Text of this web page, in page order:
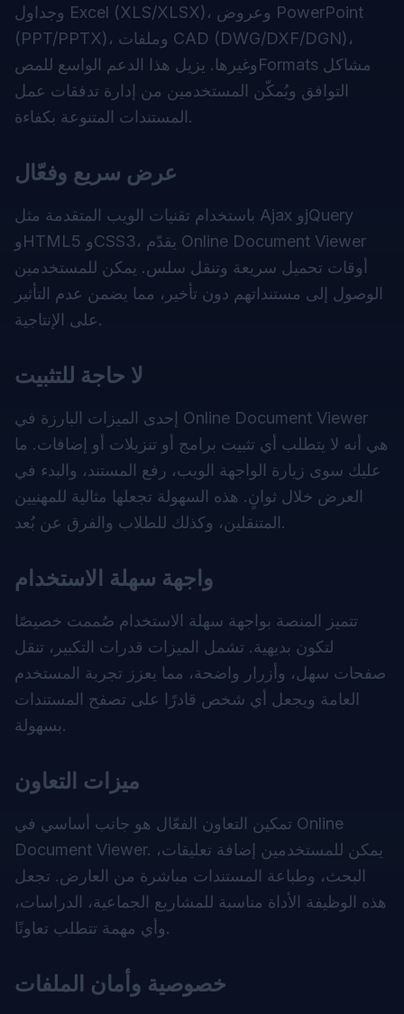
وجداول Excel (XLS/XLSX)، وعروض PowerPoint
(PPT/PPTX)، وملفات CAD (DWG/DXF/DGN)،
وغيرها. يزيل هذا الدعم الواسع للمصFormats مشاكل
التوافق ويُمكّن المستخدمين من إدارة تدفقات عمل
المستندات المتنوعة بكفاءة.
عرض سريع وفعّال
باستخدام تقنيات الويب المتقدمة مثل Ajax وjQuery
وHTML5 وCSS3، يقدّم Online Document Viewer
أوقات تحميل سريعة وتنقل سلس. يمكن للمستخدمين
الوصول إلى مستنداتهم دون تأخير، مما يضمن عدم التأثير
على الإنتاجية.
لا حاجة للتثبيت
إحدى الميزات البارزة في Online Document Viewer
هي أنه لا يتطلب أي تثبيت برامج أو تنزيلات أو إضافات. ما
عليك سوى زيارة الواجهة الويب، رفع المستند، والبدء في
العرض خلال ثوانٍ. هذه السهولة تجعلها مثالية للمهنيين
المتنقلين، وكذلك للطلاب والفرق عن بُعد.
واجهة سهلة الاستخدام
تتميز المنصة بواجهة سهلة الاستخدام صُممت خصيصًا
لتكون بديهية. تشمل الميزات قدرات التكبير، تنقل
صفحات سهل، وأزرار واضحة، مما يعزز تجربة المستخدم
العامة ويجعل أي شخص قادرًا على تصفح المستندات
بسهولة.
ميزات التعاون
تمكين التعاون الفعّال هو جانب أساسي في Online
Document Viewer. يمكن للمستخدمين إضافة تعليقات،
البحث، وطباعة المستندات مباشرة من العارض. تجعل
هذه الوظيفة الأداة مناسبة للمشاريع الجماعية، الدراسات،
وأي مهمة تتطلب تعاونًا.
خصوصية وأمان الملفات